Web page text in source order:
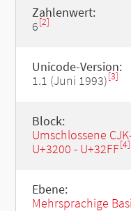
Zahlenwert:
6[2]
Unicode-Version:
1.1 (Juni 1993)[3]
Block:
Umschlossene
U+3200 - U+32FF[4]
Ebene:
Mehrsprachige